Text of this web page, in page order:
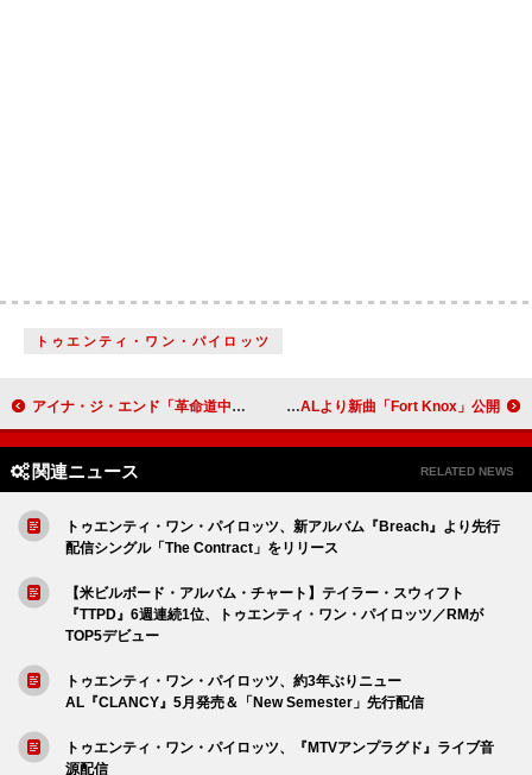
トゥエンティ・ワン・パイロッツ
アイナ・ジ・エンド「革命道中」×アニメ『ダンダダン』コラボMVが公開 シグリッド、偶然の別れを題材にしたニューALより新曲「Fort Knox」公開
関連ニュース RELATED NEWS
トゥエンティ・ワン・パイロッツ、新アルバム『Breach』より先行
配信シングル「The Contract」をリリース
【米ビルボード・アルバム・チャート】テイラー・スウィフト
『TTPD』6週連続1位、トゥエンティ・ワン・パイロッツ／RMが
TOP5デビュー
トゥエンティ・ワン・パイロッツ、約3年ぶりニュー
AL『CLANCY』5月発売＆「New Semester」先行配信
トゥエンティ・ワン・パイロッツ、『MTVアンプラグド』ライブ音
源配信